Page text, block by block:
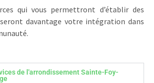
qui vous permettront d’établir des
davantage votre intégration dans
de l'arrondissement Sainte-Foy-